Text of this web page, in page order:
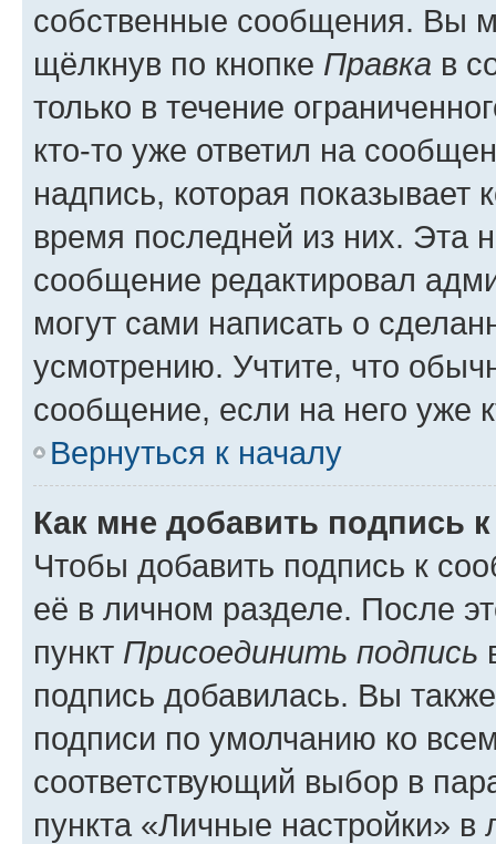
собственные сообщения. Вы
щёлкнув по кнопке Правка в
только в течение
кто-то уже ответил на
надпись, которая показывает
время последней из них. Эта
сообщение редактировал
могут сами написать о
усмотрению. Учтите, что
сообщение, если на него уже
Вернуться к началу
Как мне добавить подпись
Чтобы добавить подпись к
её в личном разделе. После
пункт Присоединить подпись
подпись добавилась. Вы
подписи по умолчанию ко
соответствующий выбор в
пункта «Личные настройки»